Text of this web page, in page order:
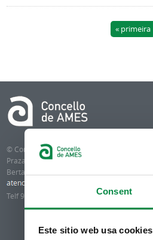
Consent
Este sitio web usa cookies
« primeira
© Concello de Ames
Praza do Concello, 2 |15220
Bertamiráns (Ames)
Telf 981 883 002 | Fax 981 883 925